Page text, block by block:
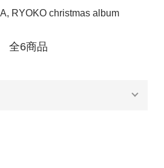
RYOKO christmas album
全6商品